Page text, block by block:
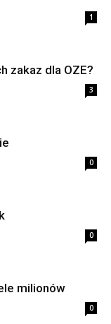
1
zakaz dla OZE?
3
0
0
milionów
0